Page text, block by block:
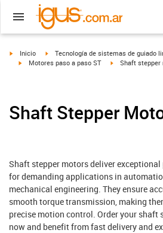
igus-icon-arrow-right
Inicio igus-icon-arrow-right
Tecnología de sistemas de guiado
igus-icon-arrow-right
Motores paso a paso ST igus-icon-
Shaft stepper
Shaft Stepper
Shaft stepper motors deliver
for demanding applications in
mechanical engineering. They ensure
smooth torque transmission, making
precise motion control. Order your shaft
now and benefit from fast delivery and